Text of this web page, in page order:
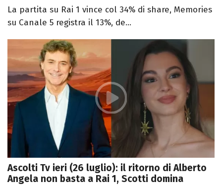
La partita su Rai 1 vince col 34% di share, Memories
su Canale 5 registra il 13%, de...
Ascolti Tv ieri (26 luglio): il ritorno di Alberto
Angela non basta a Rai 1, Scotti domina